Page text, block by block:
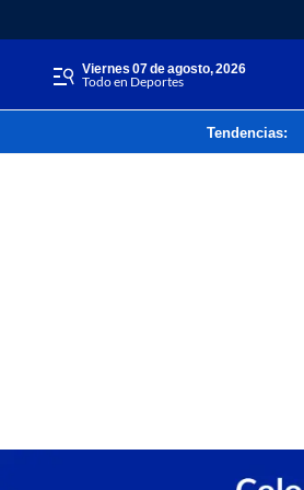
viernes 07 de agosto, 2026
Todo en Deportes
Tendencias: